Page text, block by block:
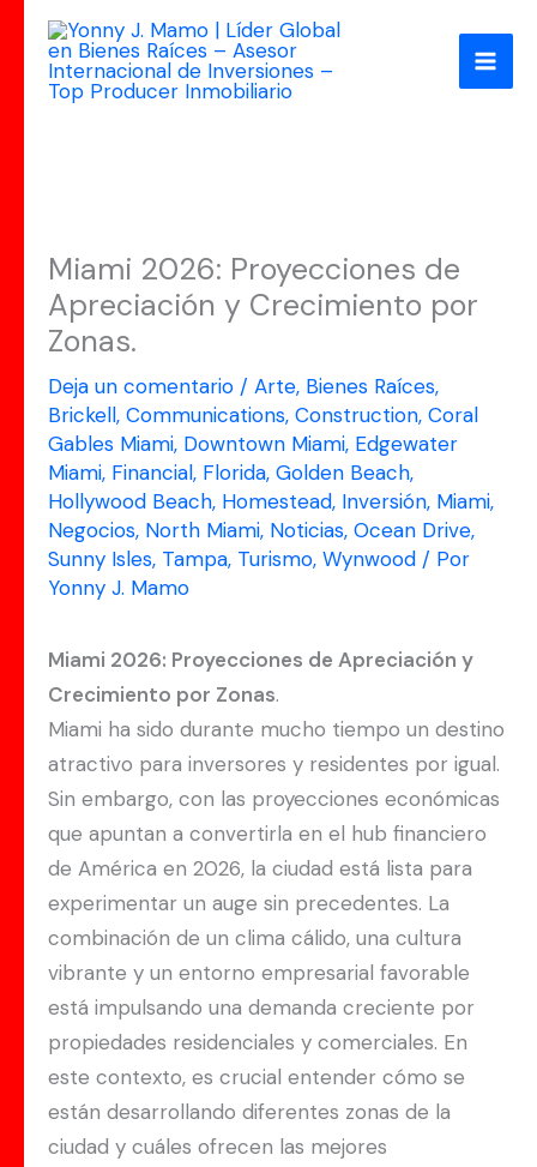
contenido
Miami 2026: Proyecciones de
Apreciación y Crecimiento por
Zonas.
Deja un comentario / Arte, Bienes Raíces,
Brickell, Communications, Construction, Coral
Gables Miami, Downtown Miami, Edgewater
Miami, Financial, Florida, Golden Beach,
Hollywood Beach, Homestead, Inversión, Miami,
Negocios, North Miami, Noticias, Ocean Drive,
Sunny Isles, Tampa, Turismo, Wynwood / Por
Yonny J. Mamo
Miami 2026: Proyecciones de Apreciación y
Crecimiento por Zonas.
Miami ha sido durante mucho tiempo un destino
atractivo para inversores y residentes por igual.
Sin embargo, con las proyecciones económicas
que apuntan a convertirla en el hub financiero
de América en 2026, la ciudad está lista para
experimentar un auge sin precedentes. La
combinación de un clima cálido, una cultura
vibrante y un entorno empresarial favorable
está impulsando una demanda creciente por
propiedades residenciales y comerciales. En
este contexto, es crucial entender cómo se
están desarrollando diferentes zonas de la
ciudad y cuáles ofrecen las mejores